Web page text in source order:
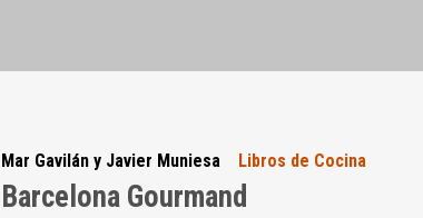
Mar Gavilán y Javier Muniesa Libros de Cocina
Barcelona Gourmand